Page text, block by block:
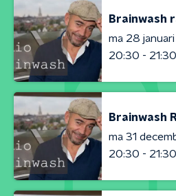
Brainwash
ma 28
20:30 - 21:30
Brainwash
ma 31
20:30 - 21:30